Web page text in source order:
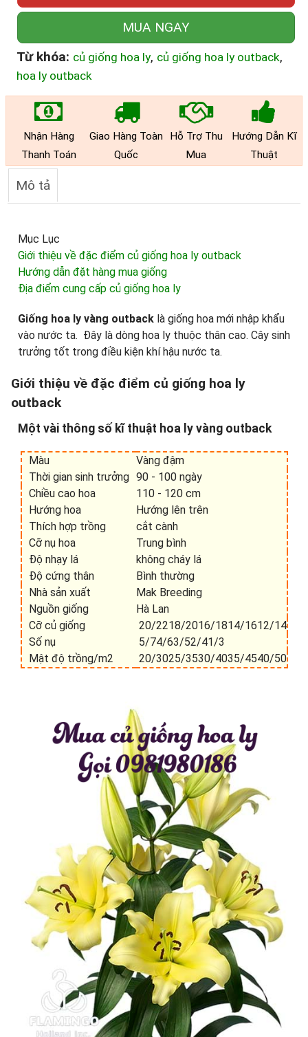
MUA NGAY
Từ khóa: củ giống hoa ly, củ giống hoa ly outback,
hoa ly outback
Nhận Hàng
Thanh Toán
Giao Hàng Toàn
Quốc
Hỗ Trợ Thu
Mua
Hướng Dẫn Kĩ
Thuật
Mô tả
Mục Lục
Giới thiệu về đặc điểm củ giống hoa ly outback
Hướng dẫn đặt hàng mua giống
Địa điểm cung cấp củ giống hoa ly
Giống hoa ly vàng outback là giống hoa mới nhập khẩu
vào nước ta. Đây là dòng hoa ly thuộc thân cao. Cây sinh
trưởng tốt trong điều kiện khí hậu nước ta.
Giới thiệu về đặc điểm củ giống hoa ly
outback
Một vài thông số kĩ thuật hoa ly vàng outback
Màu
Vàng đậm
Thời gian sinh trưởng 90 - 100 ngày
Chiều cao hoa
110 - 120 cm
Hướng hoa
Hướng lên trên
Thích hợp trồng
cắt cành
Cỡ nụ hoa
Trung bình
Độ nhạy lá
không cháy lá
Độ cứng thân
Bình thường
Nhà sản xuất
Mak Breeding
Nguồn giống
Hà Lan
Cỡ củ giống
20/2218/2016/1814/1612/14
Số nụ
5/74/63/52/41/3
Mật độ trồng/m2
20/3025/3530/4035/4540/50